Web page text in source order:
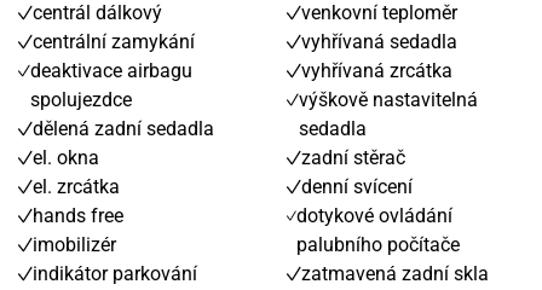
centrál dálkový
centrální zamykání
deaktivace airbagu
spolujezdce
dělená zadní sedadla
el. okna
el. zrcátka
hands free
imobilizér
indikátor parkování
venkovní teploměr
vyhřívaná sedadla
vyhřívaná zrcátka
výškově nastavitelná
sedadla
zadní stěrač
denní svícení
dotykové ovládání
palubního počítače
zatmavená zadní skla